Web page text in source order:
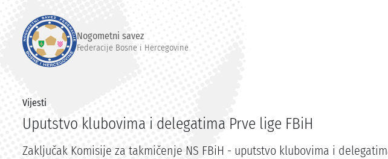
Nogometni savez
Federacije Bosne i Hercegovine
Vijesti
Uputstvo klubovima i delegatima Prve lige FBiH
Zaključak Komisije za takmičenje NS FBiH - uputstvo klubovima i